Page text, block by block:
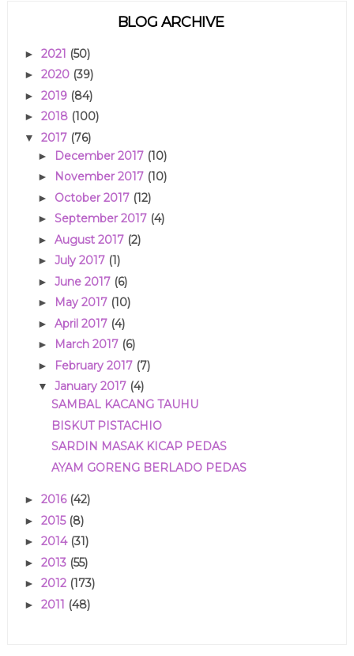
BLOG ARCHIVE
► 2021 (50)
► 2020 (39)
► 2019 (84)
► 2018 (100)
▼ 2017 (76)
► December 2017 (10)
► November 2017 (10)
► October 2017 (12)
► September 2017 (4)
► August 2017 (2)
► July 2017 (1)
► June 2017 (6)
► May 2017 (10)
► April 2017 (4)
► March 2017 (6)
► February 2017 (7)
▼ January 2017 (4)
SAMBAL KACANG TAUHU
BISKUT PISTACHIO
SARDIN MASAK KICAP PEDAS
AYAM GORENG BERLADO PEDAS
► 2016 (42)
► 2015 (8)
► 2014 (31)
► 2013 (55)
► 2012 (173)
► 2011 (48)